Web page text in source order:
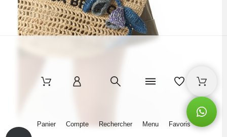
Panier Compte Rechercher Menu Favoris